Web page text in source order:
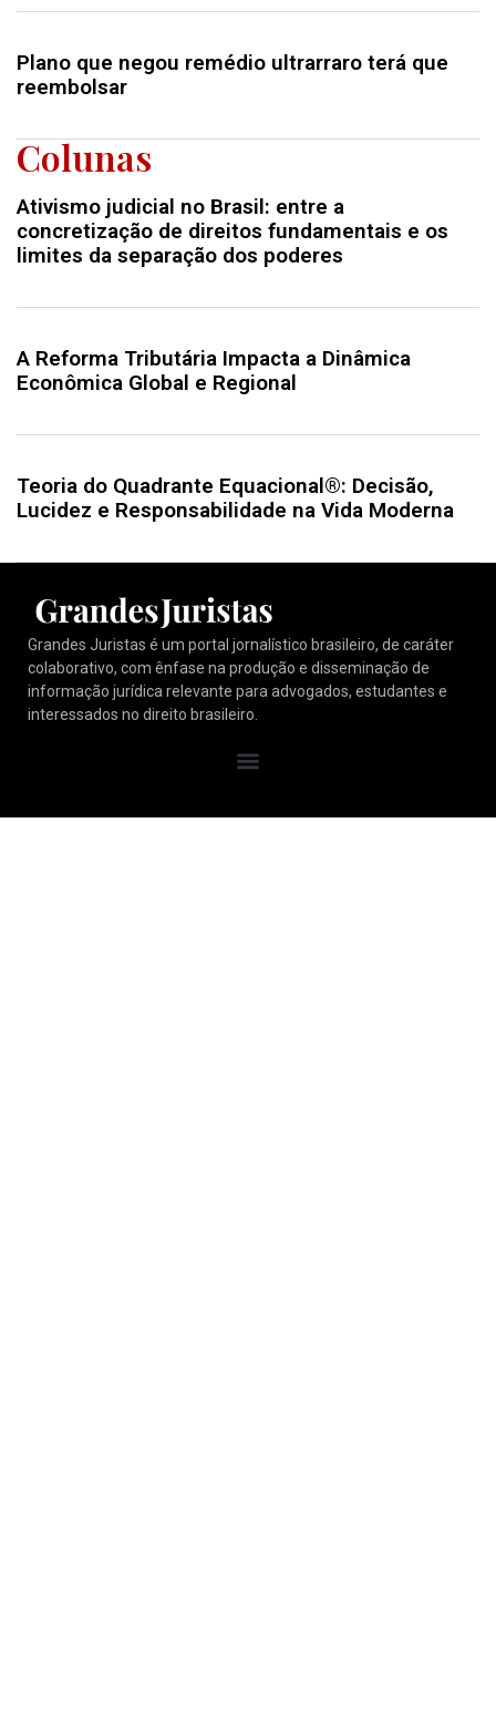
Plano que negou remédio ultrarraro terá que
reembolsar
Colunas
Ativismo judicial no Brasil: entre a
concretização de direitos fundamentais e os
limites da separação dos poderes
A Reforma Tributária Impacta a Dinâmica
Econômica Global e Regional
Teoria do Quadrante Equacional®: Decisão,
Lucidez e Responsabilidade na Vida Moderna
Grandes Juristas é um portal jornalístico brasileiro, de caráter
colaborativo, com ênfase na produção e disseminação de
informação jurídica relevante para advogados, estudantes e
interessados no direito brasileiro.